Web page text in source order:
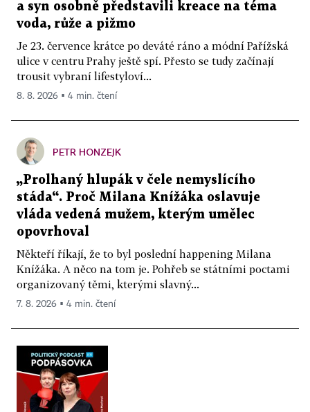
a syn osobně představili kreace na téma
voda, růže a pižmo
Je 23. července krátce po deváté ráno a módní Pařížská
ulice v centru Prahy ještě spí. Přesto se tudy začínají
trousit vybraní lifestyloví...
8. 8. 2026 ▪ 4 min. čtení
PETR HONZEJK
„Prolhaný hlupák v čele nemyslícího
stáda“. Proč Milana Knížáka oslavuje
vláda vedená mužem, kterým umělec
opovrhoval
Někteří říkají, že to byl poslední happening Milana
Knížáka. A něco na tom je. Pohřeb se státními poctami
organizovaný těmi, kterými slavný...
7. 8. 2026 ▪ 4 min. čtení